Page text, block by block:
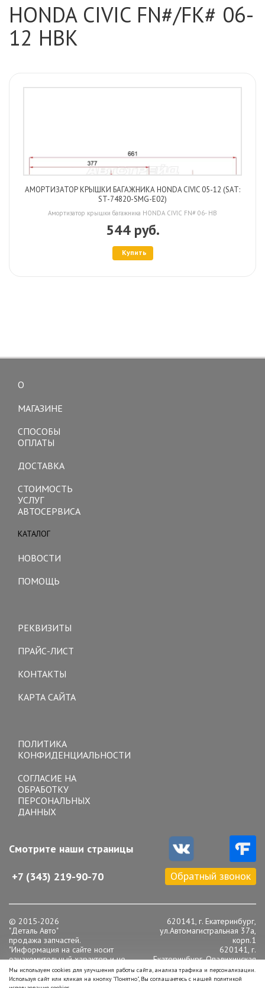
HONDA CIVIC FN#/FK# 06-
12 HBK
АМОРТИЗАТОР КРЫШКИ БАГАЖНИКА HONDA CIVIC 05-12 (SAT:
ST-74820-SMG-E02)
Амортизатор крышки багажника HONDA CIVIC FN# 06- HB
544 руб.
Купить
О
МАГАЗИНЕ
СПОСОБЫ
ОПЛАТЫ
ДОСТАВКА
СТОИМОСТЬ
УСЛУГ
АВТОСЕРВИСА
КАТАЛОГ
НОВОСТИ
ПОМОЩЬ
РЕКВИЗИТЫ
ПРАЙС-ЛИСТ
КОНТАКТЫ
КАРТА САЙТА
ПОЛИТИКА
КОНФИДЕНЦИАЛЬНОСТИ
СОГЛАСИЕ НА
ОБРАБОТКУ
ПЕРСОНАЛЬНЫХ
ДАННЫХ
Смотрите наши страницы
+7 (343) 219-90-70 Обратный звонок
© 2015-2026
"Деталь Авто"
продажа запчастей.
"Информация на сайте носит
ознакомительный характер и не
является публичной офертой,
определяемой положениями статьи
620141, г. Екатеринбург,
ул.Автомагистральная 37а,
корп.1
620141, г.
Екатеринбург, Опалихинская
16
Телефон: +7 (343) 219-90-
Мы используем cookies для улучшения работы сайта, анализа трафика и персонализации.
Используя сайт или кликая на кнопку "Понятно", Вы соглашаетесь с нашей политикой